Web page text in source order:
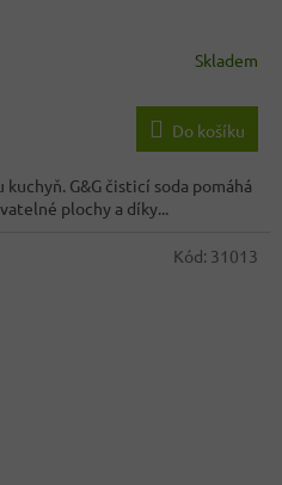
Skladem
Do košíku
G&G čisticí soda pomáhá
plochy a díky...
Kód: 31013